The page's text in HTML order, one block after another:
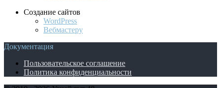
Создание сайтов
WordPress
Вебмастеру
Документация
Пользовательское соглашение
Политика конфиденциальности